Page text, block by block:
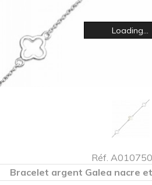
Loading...
Réf.
Bracelet argent Galea nacre